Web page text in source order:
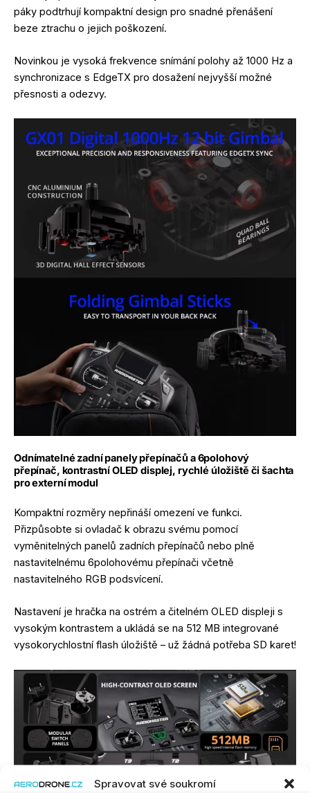
Spravovat své soukromí
páky podtrhují kompaktní design pro snadné přenášení
beze ztrachu o jejich poškození.
Novinkou je vysoká frekvence snímání polohy až 1000 Hz a
synchronizace s EdgeTX pro dosažení nejvyšší možné
přesnosti a odezvy.
Odnímatelné zadní panely přepínačů a 6polohový
přepínač, kontrastní OLED displej, rychlé úložiště či šachta
pro externí modul
Kompaktní rozměry nepřináší omezení ve funkci.
Přizpůsobte si ovladač k obrazu svému pomocí
vyměnitelných panelů zadních přepínačů nebo plně
nastavitelnému 6polohovému přepínači včetně
nastavitelného RGB podsvícení.
Nastavení je hračka na ostrém a čitelném OLED displeji s
vysokým kontrastem a ukládá se na 512 MB integrované
vysokorychlostní flash úložiště – už žádná potřeba SD karet!